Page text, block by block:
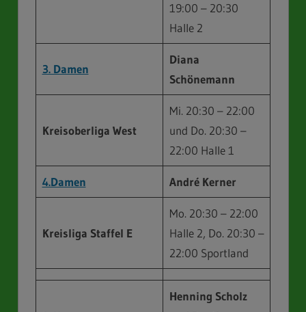
19:00 – 20:30
Halle 2
3. Damen
Diana
Schönemann
Kreisoberliga West
Mi. 20:30 – 22:00
und Do. 20:30 –
22:00 Halle 1
4.Damen André Kerner
Kreisliga Staffel E
Mo. 20:30 – 22:00
Halle 2, Do. 20:30 –
22:00 Sportland
Henning Scholz